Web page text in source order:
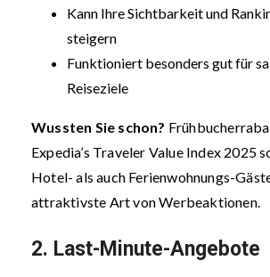
Kann Ihre Sichtbarkeit und
steigern
Funktioniert besonders gut für
Reiseziele
Wussten Sie schon?
Expedia’s Traveler Value Index 2025
Hotel- als auch Ferienwohnungs-
attraktivste Art von Werbeaktionen.
2. Last-Minute-Angebote